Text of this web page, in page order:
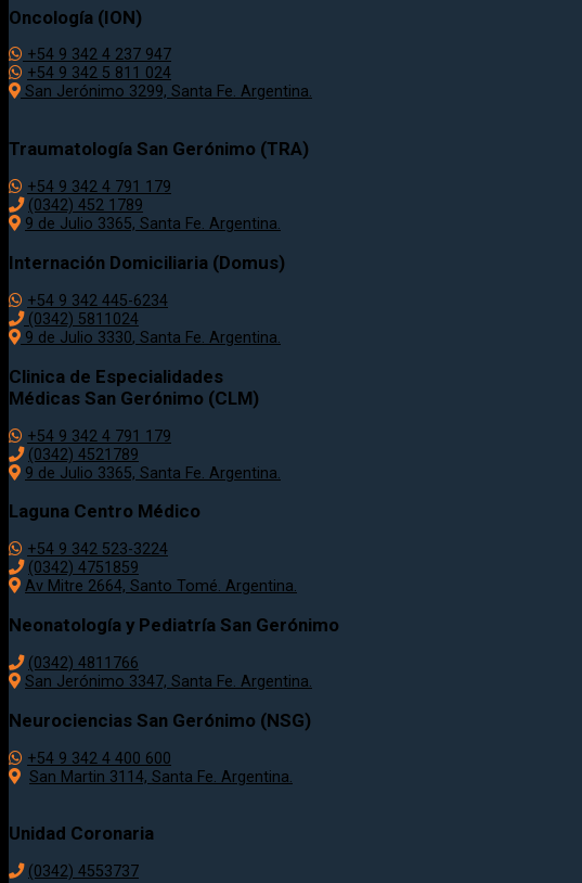
Oncología (ION)
+54 9 342 4 237 947
+54 9 342 5 811 024
San Jerónimo 3299, Santa Fe. Argentina.
Traumatología San Gerónimo (TRA)
+54 9 342 4 791 179
(0342) 452 1789
9 de Julio 3365, Santa Fe. Argentina.
Internación Domiciliaria (Domus)
+54 9 342 445-6234
(0342) 5811024
9 de Julio 3330, Santa Fe. Argentina.
Clinica de Especialidades
Médicas San Gerónimo (CLM)
+54 9 342 4 791 179
(0342) 4521789
9 de Julio 3365, Santa Fe. Argentina.
Laguna Centro Médico
+54 9 342 523-3224
(0342) 4751859
Av Mitre 2664, Santo Tomé. Argentina.
Neonatología y Pediatría San Gerónimo
(0342) 4811766
San Jerónimo 3347, Santa Fe. Argentina.
Neurociencias San Gerónimo (NSG)
+54 9 342 4 400 600
San Martin 3114, Santa Fe. Argentina.
Unidad Coronaria
(0342) 4553737